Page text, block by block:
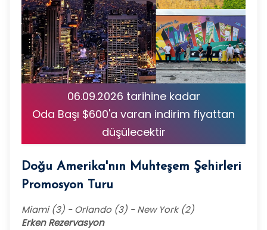
06.09.2026 tarihine kadar
Oda Başı $600'a varan indirim fiyattan
düşülecektir
Doğu Amerika'nın Muhteşem Şehirleri
Promosyon Turu
Miami (3) - Orlando (3) - New York (2)
Erken Rezervasyon